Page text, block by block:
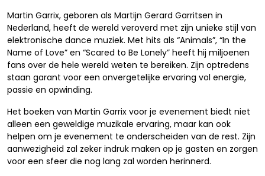
Martin Garrix, geboren als Martijn Gerard Garritsen in
Nederland, heeft de wereld veroverd met zijn unieke stijl van
elektronische dance muziek. Met hits als “Animals”, “In the
Name of Love” en “Scared to Be Lonely” heeft hij miljoenen
fans over de hele wereld weten te bereiken. Zijn optredens
staan garant voor een onvergetelijke ervaring vol energie,
passie en opwinding.
Het boeken van Martin Garrix voor je evenement biedt niet
alleen een geweldige muzikale ervaring, maar kan ook
helpen om je evenement te onderscheiden van de rest. Zijn
aanwezigheid zal zeker indruk maken op je gasten en zorgen
voor een sfeer die nog lang zal worden herinnerd.